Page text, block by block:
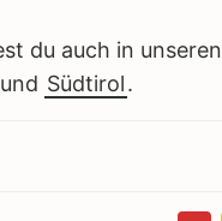
du auch in unseren
und Südtirol.